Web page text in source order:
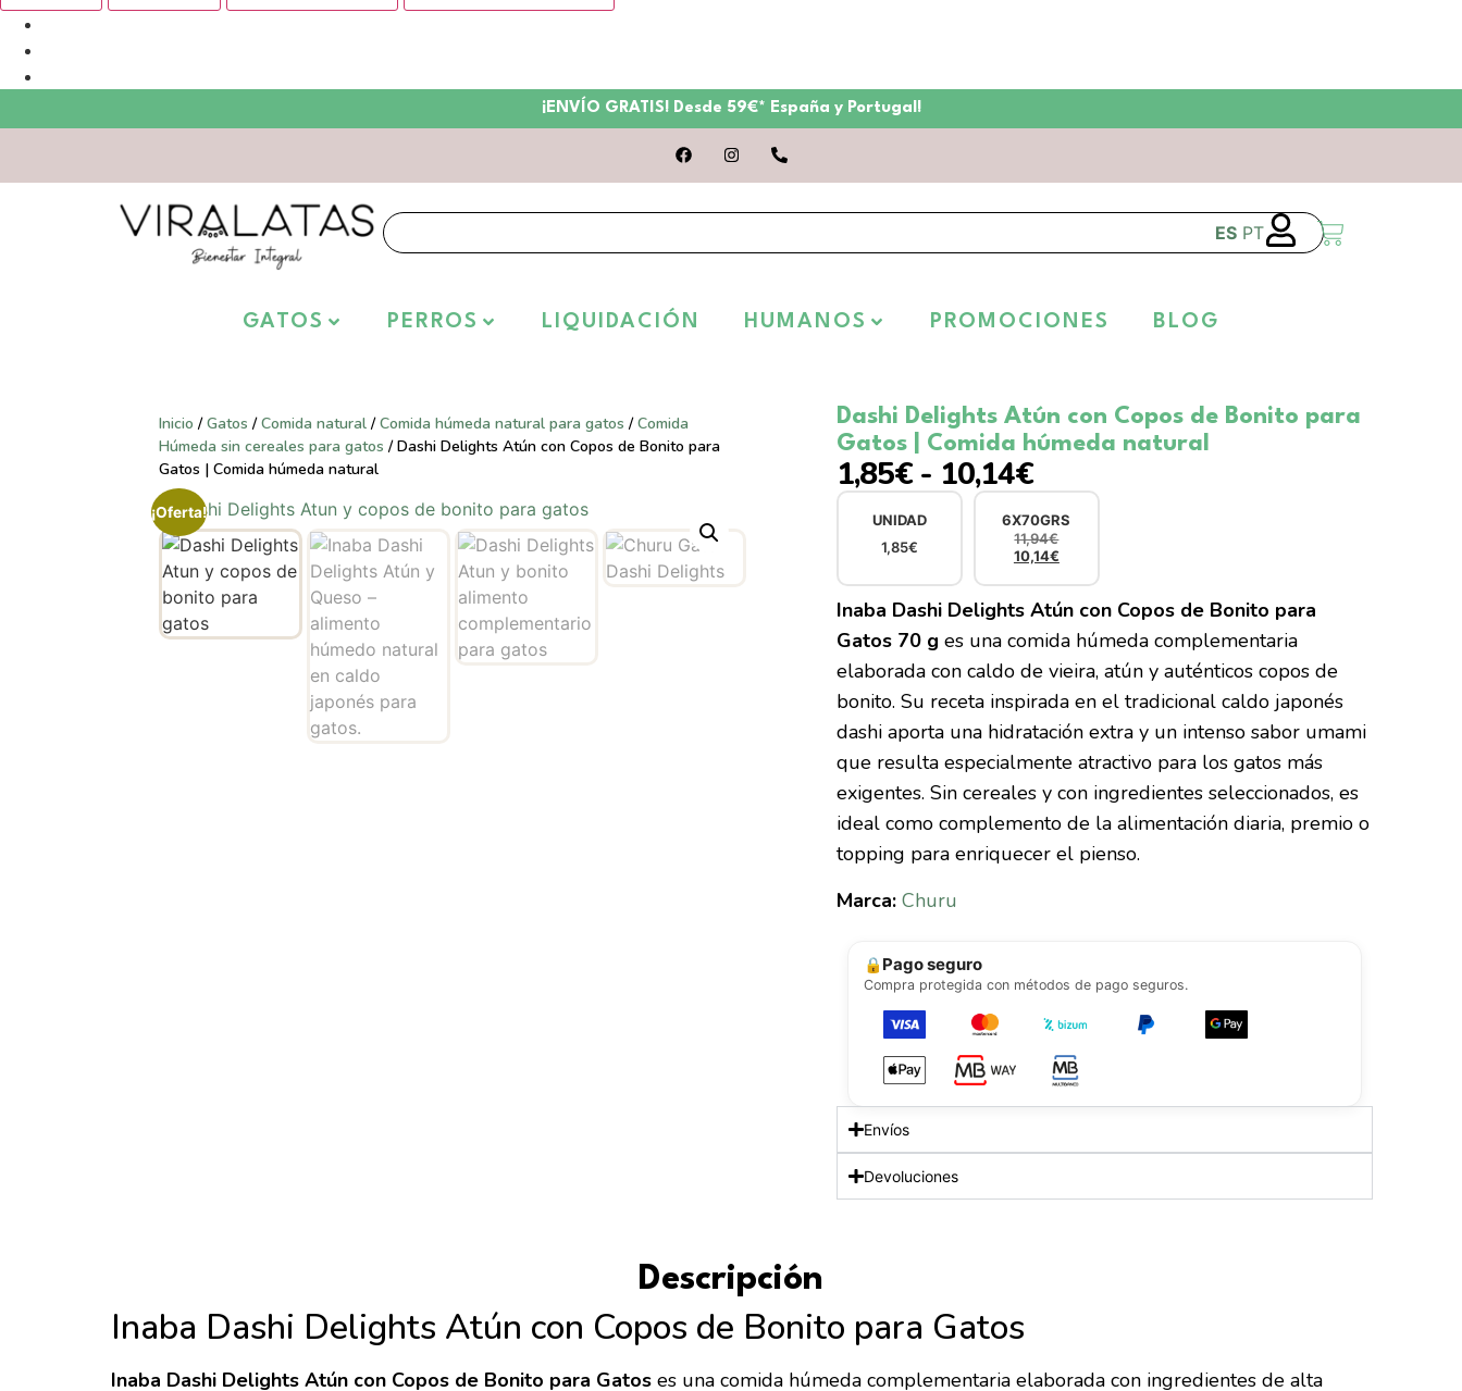
¡ENVÍO GRATIS! Desde 59€* España y Portugal!
ES PT
GATOS PERROS LIQUIDACIÓN HUMANOS PROMOCIONES BLOG
Inicio /Gatos /Comida natural/Comida húmeda natural para gatos /Comida
Húmeda sin cereales para gatos / Dashi Delights Atún con Copos de Bonito para
Gatos | Comida húmeda natural
¡Oferta!
Dashi Delights Atún con Copos de Bonito para
Gatos | Comida húmeda natural
1,85€ - 10,14€
UNIDAD
1,85€
6X70GRS
11,94€
10,14€
− + AÑADIR AL CARRITO
Inaba Dashi Delights Atún con Copos de Bonito para
Gatos 70 ges una comida húmeda complementaria
elaborada con caldo de vieira, atún y auténticos copos de
bonito. Su receta inspirada en el tradicional caldo japonés
dashi aporta una hidratación extra y un intenso sabor umami
que resulta especialmente atractivo para los gatos más
exigentes. Sin cereales y con ingredientes seleccionados, es
topping para enriquecer el pienso.
Marca: Churu
Pago seguro
Compra protegida con métodos de pago seguros.
Envíos
Descripción